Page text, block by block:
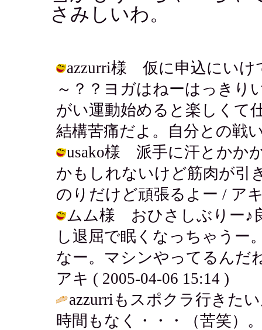
さみしいわ。
azzurri様 仮に申込にいけ
～？？ヨガはねーはっき
がい運動始めると楽しくて
結構苦痛だよ。自分との戦
usako様 派手に汗とかか
かもしれないけど筋肉が引
のりだけど頑張るよー / ア
ムム様 おひさしぶりー♪
し退屈で眠くなっちゃうー
なー。マシンやってるんだ
アキ ( 2005-04-06 15:14 )
azzurriもスポクラ行きた
時間もなく・・・（苦笑）